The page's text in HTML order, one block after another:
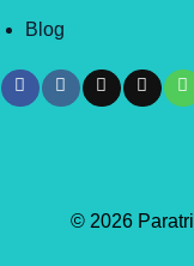
Blog
© 2026